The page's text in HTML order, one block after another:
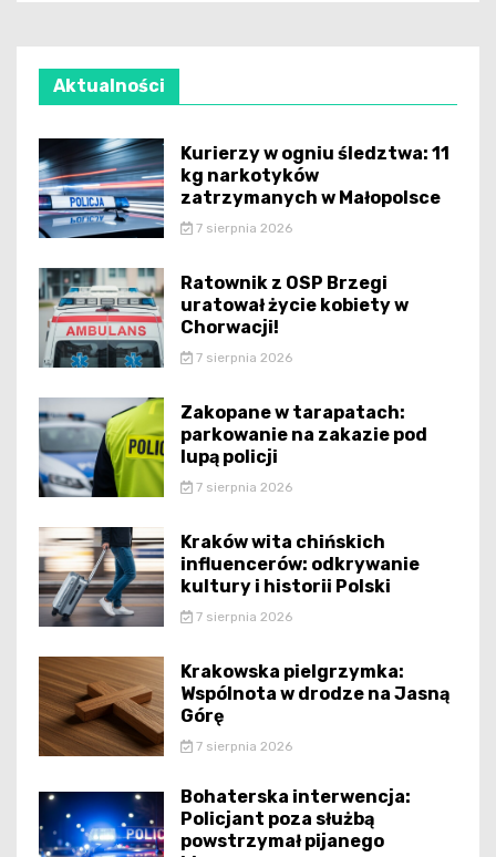
Aktualności
Kurierzy w ogniu śledztwa: 11
kg narkotyków
zatrzymanych w Małopolsce
7 sierpnia 2026
Ratownik z OSP Brzegi
uratował życie kobiety w
Chorwacji!
7 sierpnia 2026
Zakopane w tarapatach:
parkowanie na zakazie pod
lupą policji
7 sierpnia 2026
Kraków wita chińskich
influencerów: odkrywanie
kultury i historii Polski
7 sierpnia 2026
Krakowska pielgrzymka:
Wspólnota w drodze na Jasną
Górę
7 sierpnia 2026
Bohaterska interwencja:
Policjant poza służbą
powstrzymał pijanego